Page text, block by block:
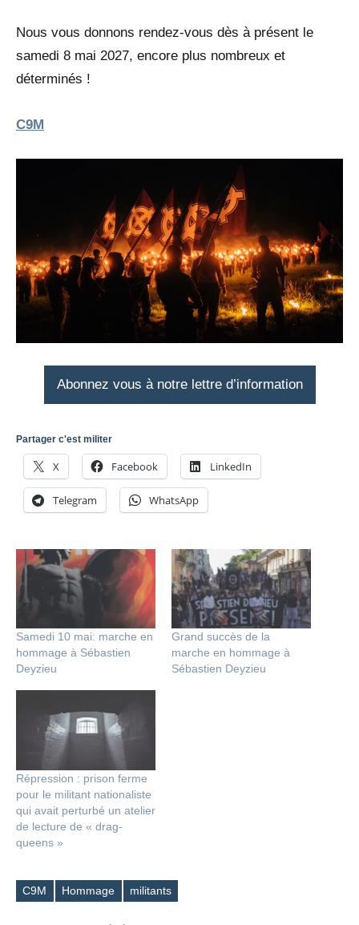
Nous vous donnons rendez-vous dès à présent le
samedi 8 mai 2027, encore plus nombreux et
déterminés !
C9M
Abonnez vous à notre lettre d’information
Partager c'est militer
X Facebook LinkedIn
Telegram WhatsApp
Samedi 10 mai: marche en
hommage à Sébastien
Deyzieu
Grand succès de la
marche en hommage à
Sébastien Deyzieu
Répression : prison ferme
pour le militant nationaliste
qui avait perturbé un atelier
de lecture de « drag-
queens »
Étiquettes
C9M Hommage militants